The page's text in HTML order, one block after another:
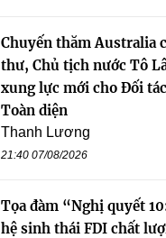
Chuyến thăm Australia
thư, Chủ tịch nước Tô
xung lực mới cho Đối
Toàn diện
Thanh Lương
21:40 07/08/2026
Tọa đàm “Nghị quyết
hệ sinh thái FDI chất